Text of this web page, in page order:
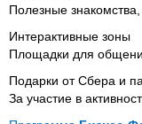
Полезные
Интерактивные зоны
Площадки для
Подарки от Сбера и
За участие в